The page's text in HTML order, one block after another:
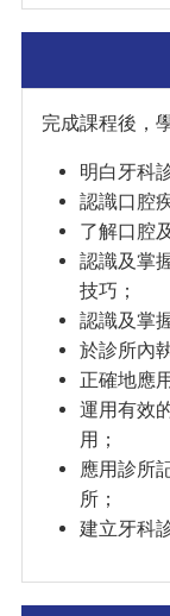
完成課程後，
明白牙科
認識口腔
了解口腔
認識及掌
技巧；
認識及掌
於診所內
正確地應
運用有效
用；
應用診所
所；
建立牙科